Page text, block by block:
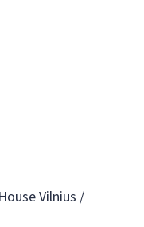
Vilnius /